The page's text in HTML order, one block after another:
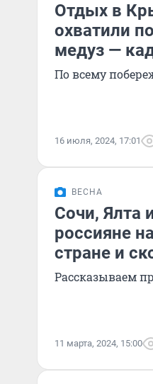
Отдых в
охватили
медуз —
По всему
16 июля, 2024, 17:01
ВЕСНА
Сочи, Ялта
россияне
стране и
Рассказываем
11 марта, 2024, 15:00